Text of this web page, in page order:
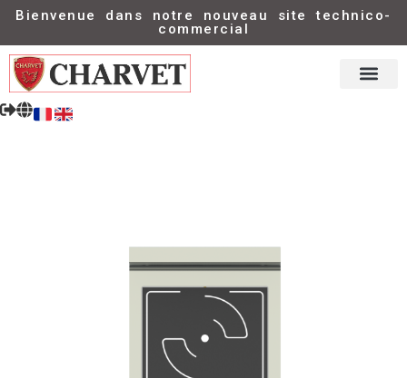
Bienvenue dans notre nouveau site technico-
commercial